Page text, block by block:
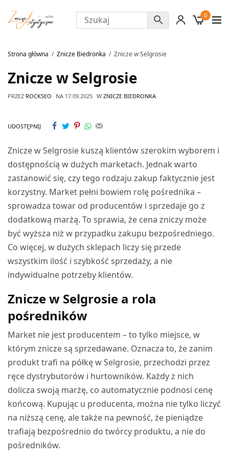
0
Strona główna Znicze Biedronka Znicze w Selgrosie
Znicze w Selgrosie
PRZEZ ROCKSEO NA 17.09.2025 W ZNICZE BIEDRONKA
UDOSTĘPNIJ
Znicze w Selgrosie kuszą klientów szerokim wyborem i
dostępnością w dużych marketach. Jednak warto
zastanowić się, czy tego rodzaju zakup faktycznie jest
korzystny. Market pełni bowiem rolę pośrednika –
sprowadza towar od producentów i sprzedaje go z
dodatkową marżą. To sprawia, że cena zniczy może
być wyższa niż w przypadku zakupu bezpośredniego.
Co więcej, w dużych sklepach liczy się przede
wszystkim ilość i szybkość sprzedaży, a nie
indywidualne potrzeby klientów.
Znicze w Selgrosie a rola
pośredników
Market nie jest producentem – to tylko miejsce, w
którym znicze są sprzedawane. Oznacza to, że zanim
produkt trafi na półkę w Selgrosie, przechodzi przez
ręce dystrybutorów i hurtowników. Każdy z nich
dolicza swoją marżę, co automatycznie podnosi cenę
końcową. Kupując u producenta, można nie tylko liczyć
na niższą cenę, ale także na pewność, że pieniądze
trafiają bezpośrednio do twórcy produktu, a nie do
pośredników.